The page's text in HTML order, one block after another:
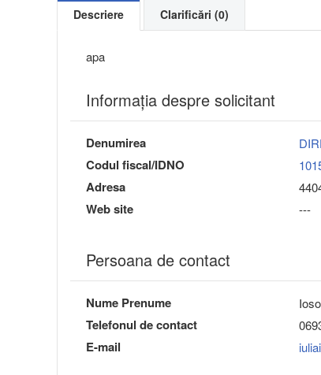
Descriere Clarificări (0)
apa
Informaţia despre solicitant
Denumirea
Codul fiscal/IDNO
Adresa
Web site ---
Persoana de contact
Nume Prenume
Telefonul de contact
E-mail